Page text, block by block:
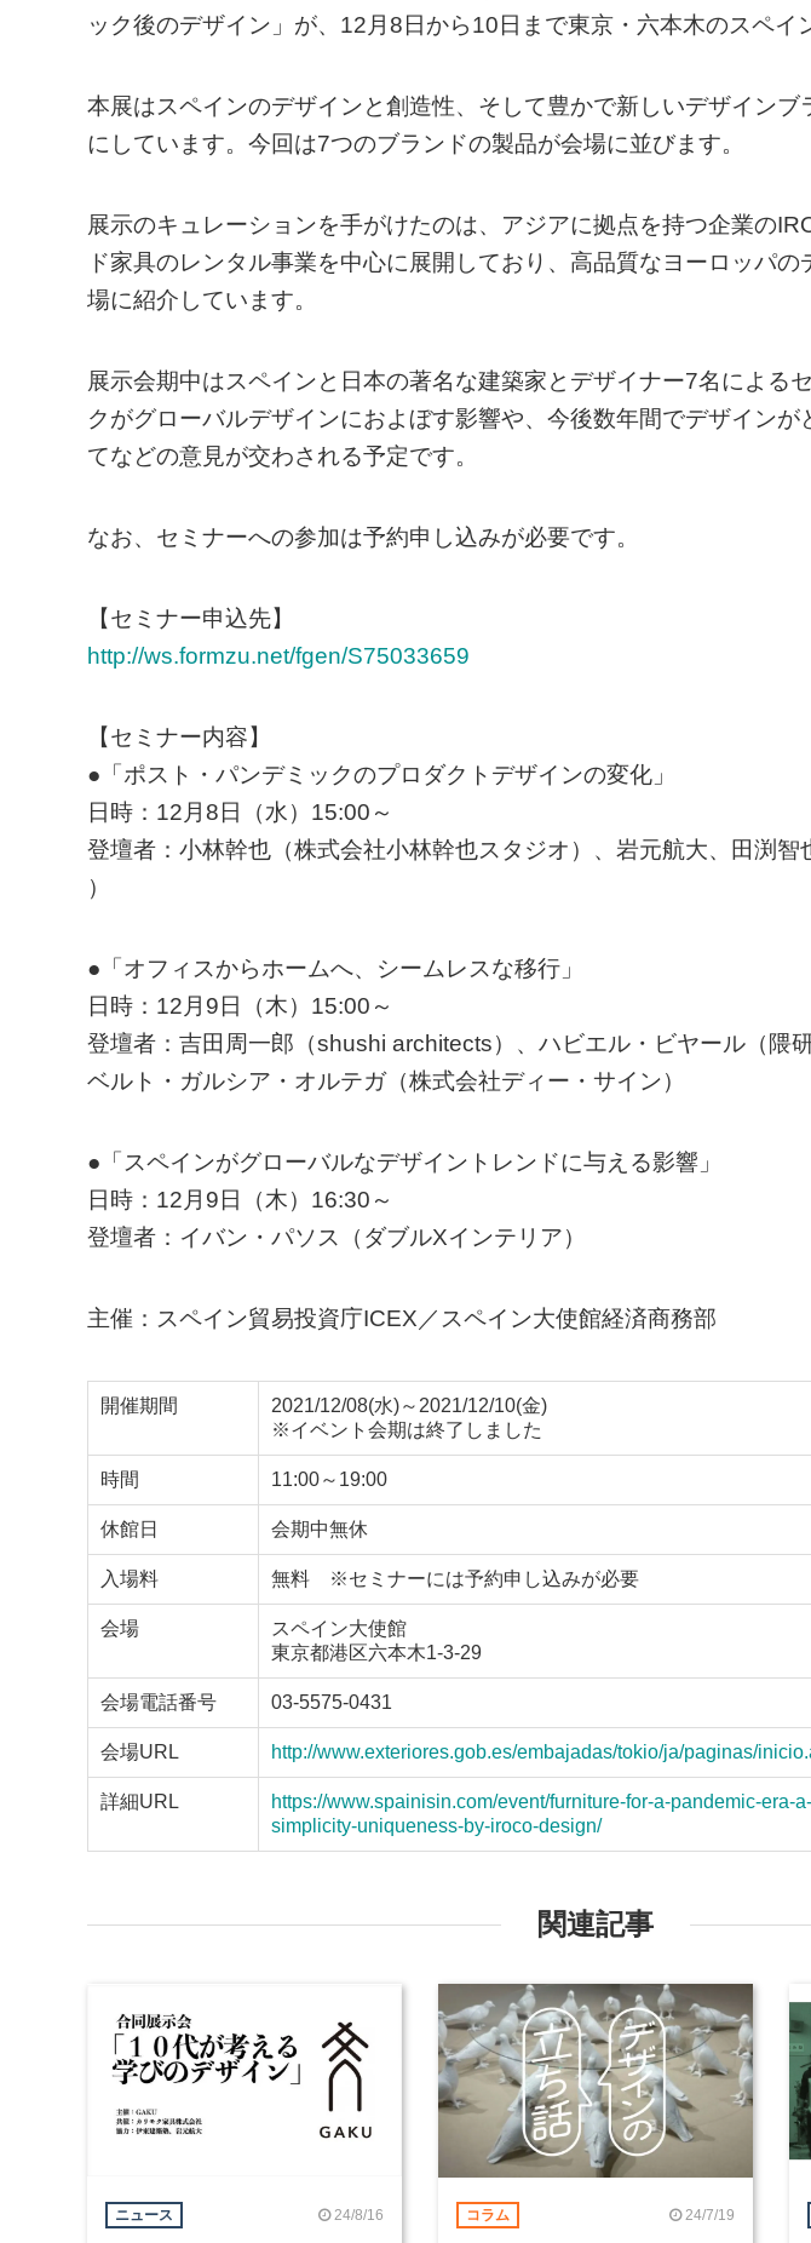
ック後のデザイン」が、12月8日から10日まで東京・六本木のスペイ
本展はスペインのデザインと創造性、そして豊かで新しいデザインブ
にしています。今回は7つのブランドの製品が会場に並びます。
展示のキュレーションを手がけたのは、アジアに拠点を持つ企業の
ド家具のレンタル事業を中心に展開しており、高品質なヨーロッパ
場に紹介しています。
展示会期中はスペインと日本の著名な建築家とデザイナー7名による
クがグローバルデザインにおよぼす影響や、今後数年間でデザイン
てなどの意見が交わされる予定です。
なお、セミナーへの参加は予約申し込みが必要です。
【セミナー申込先】
http://ws.formzu.net/fgen/S75033659
【セミナー内容】
●「ポスト・パンデミックのプロダクトデザインの変化」
日時：12月8日（水）15:00～
登壇者：小林幹也（株式会社小林幹也スタジオ）、岩元航大、田渕
）
●「オフィスからホームへ、シームレスな移行」
日時：12月9日（木）15:00～
登壇者：吉田周一郎（shushi architects）、ハビエル・ビヤール（隈
ベルト・ガルシア・オルテガ（株式会社ディー・サイン）
●「スペインがグローバルなデザイントレンドに与える影響」
日時：12月9日（木）16:30～
登壇者：イバン・パソス（ダブルXインテリア）
主催：スペイン貿易投資庁ICEX／スペイン大使館経済商務部
開催期間
2021/12/08(水)～2021/12/10(金)
※イベント会期は終了しました
時間 11:00～19:00
休館日 会期中無休
入場料 無料 ※セミナーには予約申し込みが必要
会場
スペイン大使館
東京都港区六本木1-3-29
会場電話番号 03-5575-0431
会場URL http://www.exteriores.gob.es/embajadas/tokio/ja/paginas/
詳細URL
https://www.spainisin.com/event/furniture-for-a-pandemic-era-
simplicity-uniqueness-by-iroco-design/
関連記事
ニュース 24/8/16 コラム 24/7/19